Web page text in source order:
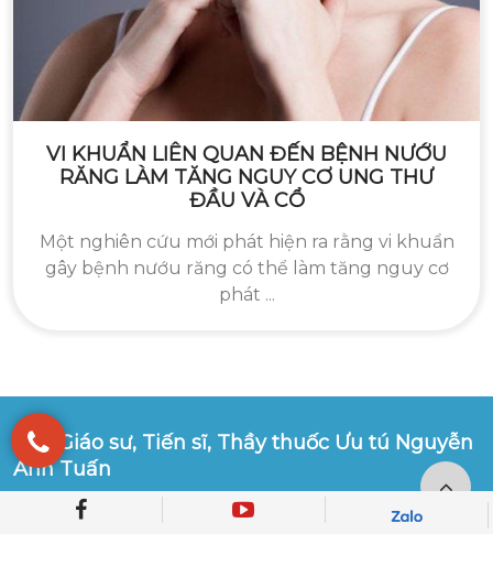
VI KHUẨN LIÊN QUAN ĐẾN BỆNH NƯỚU
RĂNG LÀM TĂNG NGUY CƠ UNG THƯ
ĐẦU VÀ CỔ
Một nghiên cứu mới phát hiện ra rằng vi khuẩn
gây bệnh nướu răng có thể làm tăng nguy cơ
phát ...
Phó Giáo sư, Tiến sĩ, Thầy thuốc Ưu tú Nguyễn
Anh Tuấn
Phó viện trưởng viện Phẫu thuật tiêu hoá
Chủ nhiệm khoa phẫu thuật ống tiêu hoá